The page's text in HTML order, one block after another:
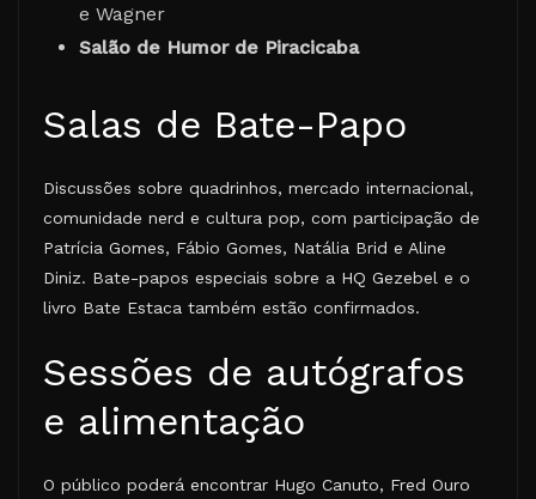
e Wagner
Salão de Humor de Piracicaba
Salas de Bate-Papo
Discussões sobre quadrinhos, mercado internacional,
comunidade nerd e cultura pop, com participação de
Patrícia Gomes, Fábio Gomes, Natália Brid e Aline
Diniz. Bate-papos especiais sobre a HQ Gezebel e o
livro Bate Estaca também estão confirmados.
Sessões de autógrafos
e alimentação
O público poderá encontrar Hugo Canuto, Fred Ouro